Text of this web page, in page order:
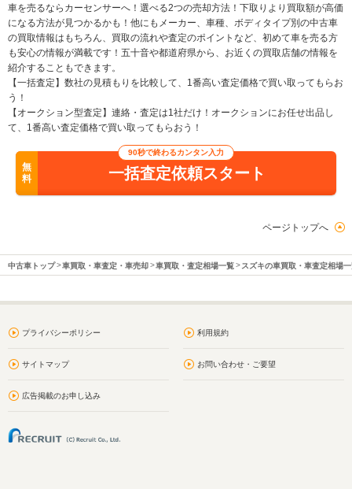
車を売るならカーセンサーへ！選べる2つの売却方法！下取りより買取額が高価
になる方法が見つかるかも！他にもメーカー、車種、ボディタイプ別の中古車
の買取情報はもちろん、買取の流れや査定のポイントなど、初めて車を売る方
も安心の情報が満載です！五十音や都道府県から、お近くの買取店舗の情報を
紹介することもできます。
【一括査定】数社の見積もりを比較して、1番高い査定価格で買い取ってもらお
う！
【オークション型査定】連絡・査定は1社だけ！オークションにお任せ出品し
て、1番高い査定価格で買い取ってもらおう！
無
料
90秒で終わるカンタン入力
一括査定依頼スタート
ページトップへ
中古車トップ 車買取・車査定・車売却 車買取・査定相場一覧 スズキの車買取・車査定相場
プライバシーポリシー 利用規約
サイトマップ お問い合わせ・ご要望
広告掲載のお申し込み